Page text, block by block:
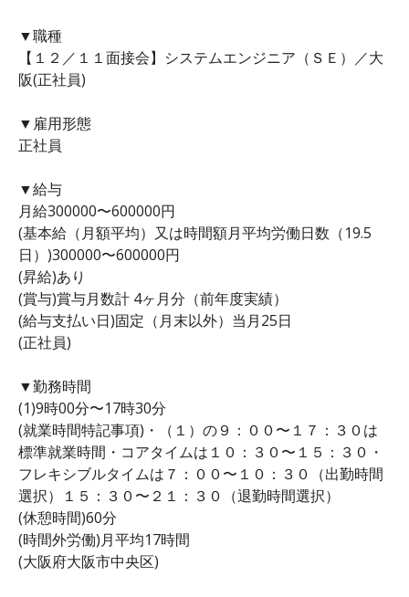
▼職種
【１２／１１面接会】システムエンジニア（ＳＥ）／大
阪(正社員)
▼雇用形態
正社員
▼給与
月給300000〜600000円
(基本給（月額平均）又は時間額月平均労働日数（19.5
日）)300000〜600000円
(昇給)あり
(賞与)賞与月数計 4ヶ月分（前年度実績）
(給与支払い日)固定（月末以外）当月25日
(正社員)
▼勤務時間
(1)9時00分〜17時30分
(就業時間特記事項)・（１）の９：００〜１７：３０は
標準就業時間・コアタイムは１０：３０〜１５：３０・
フレキシブルタイムは７：００〜１０：３０（出勤時間
選択）１５：３０〜２１：３０（退勤時間選択）
(休憩時間)60分
(時間外労働)月平均17時間
(大阪府大阪市中央区)